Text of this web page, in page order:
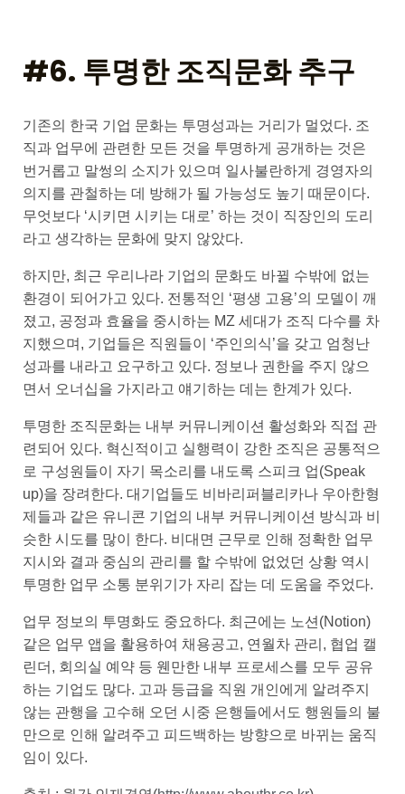
#6. 투명한 조직문화 추구
기존의 한국 기업 문화는 투명성과는 거리가 멀었다. 조
직과 업무에 관련한 모든 것을 투명하게 공개하는 것은
번거롭고 말썽의 소지가 있으며 일사불란하게 경영자의
의지를 관철하는 데 방해가 될 가능성도 높기 때문이다.
무엇보다 ‘시키면 시키는 대로’ 하는 것이 직장인의 도리
라고 생각하는 문화에 맞지 않았다.
하지만, 최근 우리나라 기업의 문화도 바뀔 수밖에 없는
환경이 되어가고 있다. 전통적인 ‘평생 고용’의 모델이 깨
졌고, 공정과 효율을 중시하는 MZ 세대가 조직 다수를 차
지했으며, 기업들은 직원들이 ‘주인의식’을 갖고 엄청난
성과를 내라고 요구하고 있다. 정보나 권한을 주지 않으
면서 오너십을 가지라고 얘기하는 데는 한계가 있다.
투명한 조직문화는 내부 커뮤니케이션 활성화와 직접 관
련되어 있다. 혁신적이고 실행력이 강한 조직은 공통적으
로 구성원들이 자기 목소리를 내도록 스피크 업(Speak
up)을 장려한다. 대기업들도 비바리퍼블리카나 우아한형
제들과 같은 유니콘 기업의 내부 커뮤니케이션 방식과 비
슷한 시도를 많이 한다. 비대면 근무로 인해 정확한 업무
지시와 결과 중심의 관리를 할 수밖에 없었던 상황 역시
투명한 업무 소통 분위기가 자리 잡는 데 도움을 주었다.
업무 정보의 투명화도 중요하다. 최근에는 노션(Notion)
같은 업무 앱을 활용하여 채용공고, 연월차 관리, 협업 캘
린더, 회의실 예약 등 웬만한 내부 프로세스를 모두 공유
하는 기업도 많다. 고과 등급을 직원 개인에게 알려주지
않는 관행을 고수해 오던 시중 은행들에서도 행원들의 불
만으로 인해 알려주고 피드백하는 방향으로 바뀌는 움직
임이 있다.